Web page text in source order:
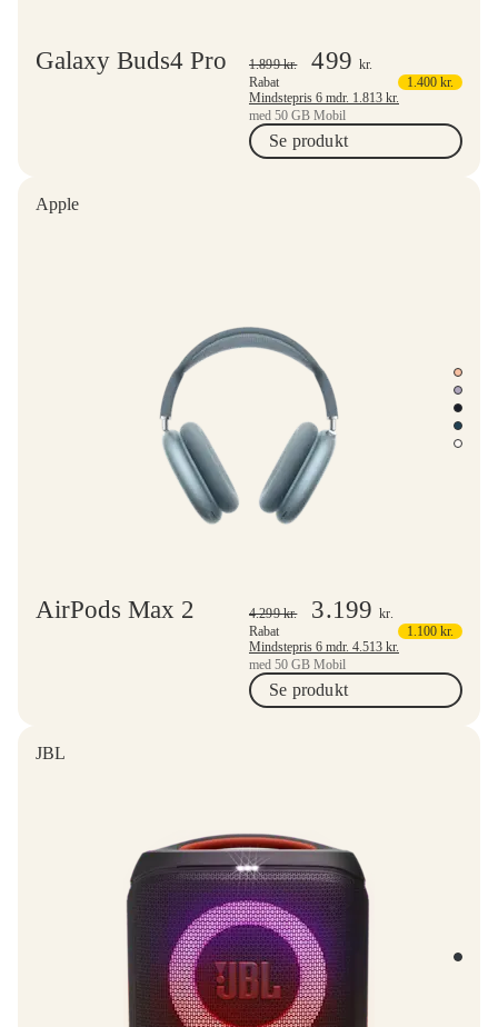
Galaxy Buds4 Pro 1.899kr. 499 kr.
Rabat
1.400 kr.
Mindstepris 6 mdr. 1.813 kr.
med 50 GB Mobil
Se produkt
Apple
AirPods Max 2 4.299kr. 3.199kr.
Rabat
1.100 kr.
Mindstepris 6 mdr. 4.513 kr.
med 50 GB Mobil
Se produkt
JBL